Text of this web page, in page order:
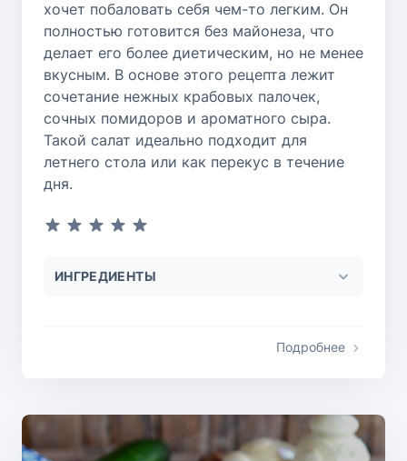
хочет побаловать себя чем-то легким. Он
полностью готовится без майонеза, что
делает его более диетическим, но не менее
вкусным. В основе этого рецепта лежит
сочетание нежных крабовых палочек,
сочных помидоров и ароматного сыра.
Такой салат идеально подходит для
летнего стола или как перекус в течение
дня.
ИНГРЕДИЕНТЫ
Подробнее